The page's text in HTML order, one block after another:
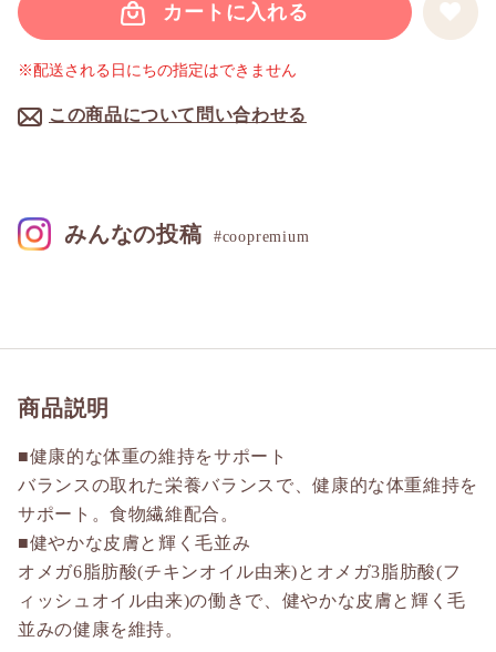
カートに入れる
この商品について問い合わせる
※配送される日にちの指定はできません
商品説明
■健康的な体重の維持をサポート
バランスの取れた栄養バランスで、健康的な体重維持を
サポート。食物繊維配合。
■健やかな皮膚と輝く毛並み
オメガ6脂肪酸(チキンオイル由来)とオメガ3脂肪酸(フ
ィッシュオイル由来)の働きで、健やかな皮膚と輝く毛
並みの健康を維持。
みんなの投稿 #coopremium